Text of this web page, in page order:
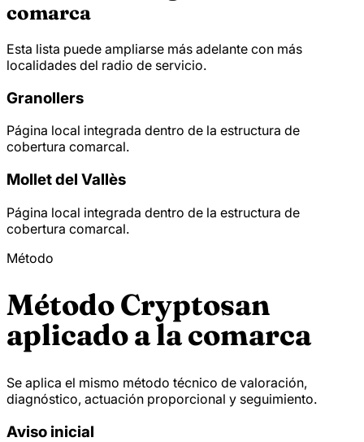
comarca
Esta lista puede ampliarse más adelante con más
localidades del radio de servicio.
Granollers
Página local integrada dentro de la estructura de
cobertura comarcal.
Mollet del Vallès
Página local integrada dentro de la estructura de
cobertura comarcal.
Método
Método Cryptosan
aplicado a la comarca
Se aplica el mismo método técnico de valoración,
diagnóstico, actuación proporcional y seguimiento.
Aviso inicial